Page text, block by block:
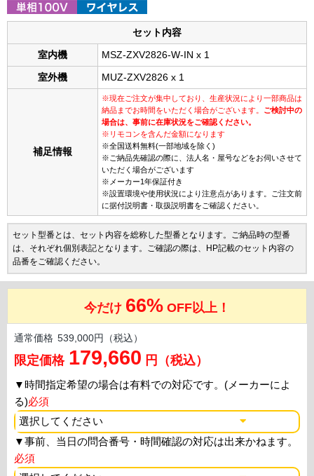
セット内容
室内機 MSZ-ZXV2826-W-IN x 1
室外機 MUZ-ZXV2826 x 1
補足情報
※現在ご注文が集中しており、生産状況により一部商品は
納品までお時間をいただく場合がございます。 ご検討中の
場合は、事前に在庫状況をご確認ください。
※リモコンを含んだ金額になります
※全国送料無料(一部地域を除く)
※ご納品先確認の際に、法人名・屋号などをお伺いさせて
いただく場合がございます
※メーカー1年保証付き
※設置環境や使用状況により注意点があります。ご注文前
に据付説明書・取扱説明書をご確認ください。
セット型番とは、セット内容を総称した型番となります。ご納品時の型番
は、それぞれ個別表記となります。ご確認の際は、HP記載のセット内容の
品番をご確認ください。
今だけ 66% OFF以上！
通常価格 539,000円（税込）
限定価格 179,660 円（税込）
▼時間指定希望の場合は有料での対応です。(メーカーによ
る)必須
▼事前、当日の問合番号・時間確認の対応は出来かねます。
必須